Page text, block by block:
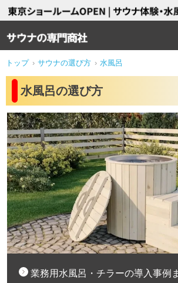
トップ › サウナの選び方 › 水風呂
水風呂の選び方
業務用水風呂・チラーの導入事例